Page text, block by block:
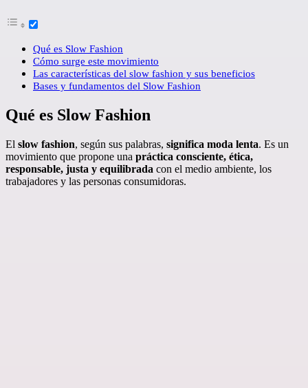
Qué es Slow Fashion
Cómo surge este movimiento
Las características del slow fashion y sus beneficios
Bases y fundamentos del Slow Fashion
Qué es Slow Fashion
El slow fashion, según sus palabras, significa moda lenta. Es un
movimiento que propone una práctica consciente, ética,
responsable, justa y equilibrada con el medio ambiente, los
trabajadores y las personas consumidoras.